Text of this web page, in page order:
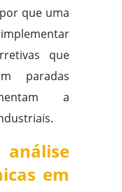
que uma
que
paradas
a
em